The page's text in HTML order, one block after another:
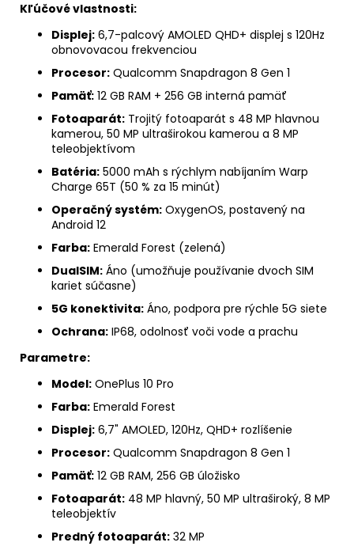
Kľúčové vlastnosti:
Displej: 6,7-palcový AMOLED QHD+ displej s 120Hz
obnovovacou frekvenciou
Procesor: Qualcomm Snapdragon 8 Gen 1
Pamäť: 12 GB RAM + 256 GB interná pamäť
Fotoaparát: Trojitý fotoaparát s 48 MP hlavnou
kamerou, 50 MP ultraširokou kamerou a 8 MP
teleobjektívom
Batéria: 5000 mAh s rýchlym nabíjaním Warp
Charge 65T (50 % za 15 minút)
Operačný systém: OxygenOS, postavený na
Android 12
Farba: Emerald Forest (zelená)
DualSIM: Áno (umožňuje používanie dvoch SIM
kariet súčasne)
5G konektivita: Áno, podpora pre rýchle 5G siete
Ochrana: IP68, odolnosť voči vode a prachu
Parametre:
Model: OnePlus 10 Pro
Farba: Emerald Forest
Displej: 6,7" AMOLED, 120Hz, QHD+ rozlíšenie
Procesor: Qualcomm Snapdragon 8 Gen 1
Pamäť: 12 GB RAM, 256 GB úložisko
Fotoaparát: 48 MP hlavný, 50 MP ultraširoký, 8 MP
teleobjektív
Predný fotoaparát: 32 MP